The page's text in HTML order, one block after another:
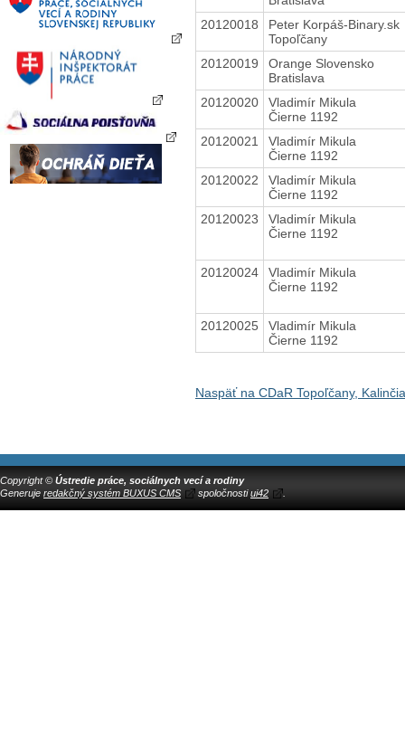
20120018
Peter Korpáš-Binary.sk
Topoľčany
20120019
Orange Slovensko
Bratislava
20120020
Vladimír Mikula
Čierne 1192
20120021
Vladimír Mikula
Čierne 1192
20120022
Vladimír Mikula
Čierne 1192
20120023
Vladimír Mikula
Čierne 1192
20120024
Vladimír Mikula
Čierne 1192
20120025
Vladimír Mikula
Čierne 1192
Naspäť na CDaR Topoľčany,
Copyright © Ústredie práce, sociálnych vecí a rodiny
Generuje redakčný systém BUXUS CMS spoločnostiui42